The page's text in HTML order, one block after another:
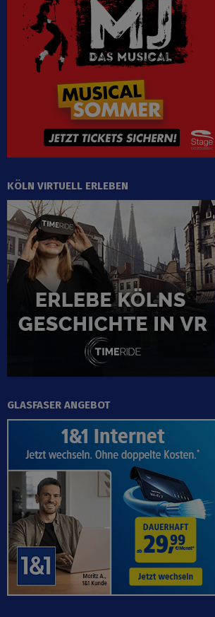
KÖLN VIRTUELL ERLEBEN
GLASFASER ANGEBOT